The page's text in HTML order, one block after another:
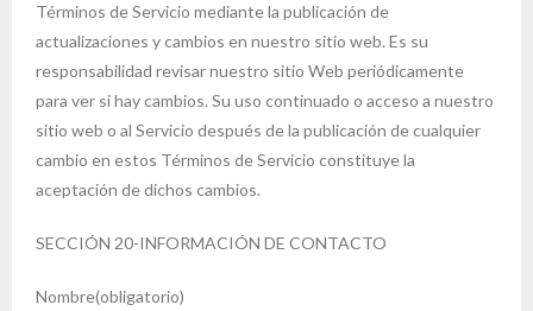
Términos de Servicio mediante la publicación de
actualizaciones y cambios en nuestro sitio web. Es su
responsabilidad revisar nuestro sitio Web periódicamente
para ver si hay cambios. Su uso continuado o acceso a nuestro
sitio web o al Servicio después de la publicación de cualquier
cambio en estos Términos de Servicio constituye la
aceptación de dichos cambios.
SECCIÓN 20-INFORMACIÓN DE CONTACTO
Nombre(obligatorio)